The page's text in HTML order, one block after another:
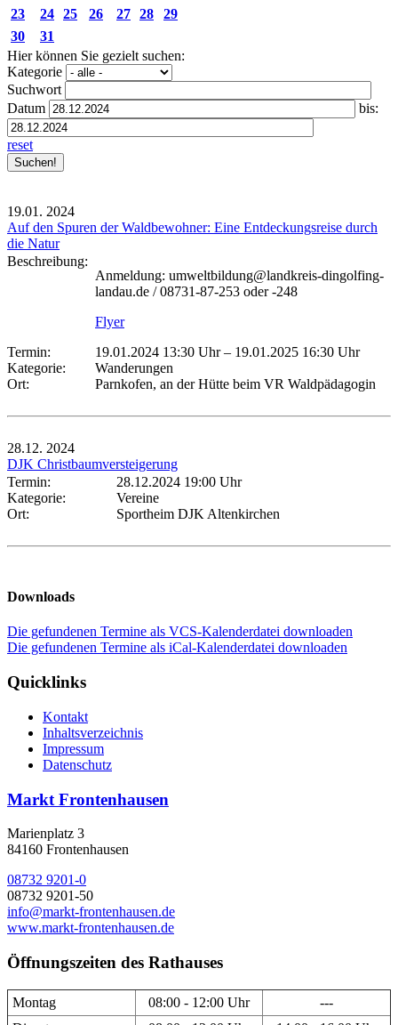
23
24 25 26 27 28
29
30
31
Hier können Sie gezielt suchen:
Kategorie
Suchwort
Datum
bis:
reset
19.01. 2024
Auf den Spuren der Waldbewohner: Eine Entdeckungsreise durch
die Natur
Beschreibung:
Anmeldung: umweltbildung@landkreis-dingolfing-
landau.de / 08731-87-253 oder -248
Flyer
Termin:
19.01.2024 13:30 Uhr– 19.01.2025 16:30 Uhr
Kategorie:
Wanderungen
Ort:
Parnkofen, an der Hütte beim VR Waldpädagogin
28.12. 2024
DJK Christbaumversteigerung
Termin:
28.12.2024 19:00 Uhr
Kategorie:
Vereine
Ort:
Sportheim DJK Altenkirchen
Downloads
Die gefundenen Termine als VCS-Kalenderdatei downloaden
Die gefundenen Termine als iCal-Kalenderdatei downloaden
Quicklinks
Kontakt
Inhaltsverzeichnis
Impressum
Datenschutz
Markt Frontenhausen
Marienplatz 3
84160 Frontenhausen
08732 9201-0
08732 9201-50
info@markt-frontenhausen.de
www.markt-frontenhausen.de
Öffnungszeiten des Rathauses
Montag 08:00 - 12:00 Uhr
---